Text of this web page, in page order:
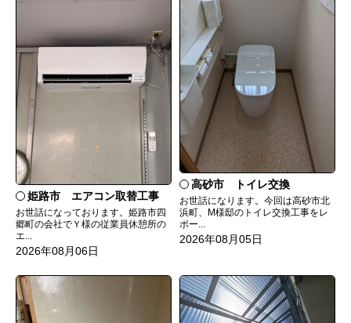
姫路市 エアコン取替工事
お世話になっております。姫路市四
郷町の会社でＹ様の従業員休憩所の
エ...
2026年08月06日
高砂市 トイレ交換
お世話になります。今回は高砂市北
浜町、M様邸のトイレ交換工事をレ
ポー...
2026年08月05日